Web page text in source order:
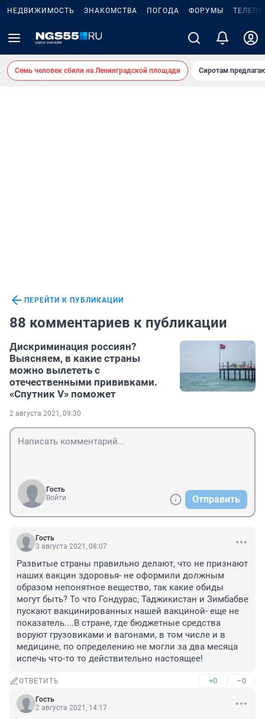
НЕДВИЖИМОСТЬ ЗНАКОМСТВА ПОГОДА ФОРУМЫ
Семь человек сбили на Ленинградской площади Сиротам
ПЕРЕЙТИ К ПУБЛИКАЦИИ
88 комментариев к публикации
Дискриминация россиян?
Выясняем, в какие страны
можно вылететь с
отечественными прививками.
«Спутник V» поможет
2 августа 2021, 09:30
Гость
Войти
Отправить
Гость
3 августа 2021, 08:07
Развитые страны правильно делают, что не признают
наших вакцин здоровья- не оформили должным
образом непонятное вещество, так какие обиды
могут быть? То что Гондурас, Таджикистан и Зимбабве
пускают вакцинированных нашей вакциной- еще не
показатель....В стране, где бюджетные средства
воруют грузовиками и вагонами, в том числе и в
медицине, по определению не могли за два месяца
испечь что-то то действительно настоящее!
ОТВЕТИТЬ +0 –0
Гость
2 августа 2021, 14:17